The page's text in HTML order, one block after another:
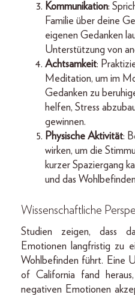
Kommunikation:
Familie über deine
eigenen Gedanken
Unterstützung von
Achtsamkeit:
Meditation, um im
Gedanken zu
helfen, Stress
gewinnen.
Physische Aktivität:
wirken, um die
kurzer Spaziergang
und das
Wissenschaftliche
Studien zeigen, dass
Emotionen langfristig zu
Wohlbefinden führt. Eine
of California fand
negativen Emotionen